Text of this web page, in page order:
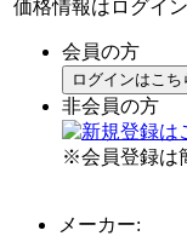
価格情報はログイ
会員の方
ログインはこち
非会員の方
※会員登録は
メーカー: